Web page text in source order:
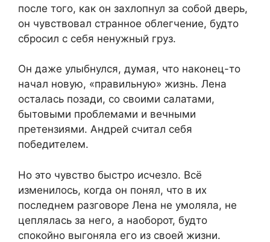
после того, как он захлопнул за собой дверь,
он чувствовал странное облегчение, будто
сбросил с себя ненужный груз.
Он даже улыбнулся, думая, что наконец-то
начал новую, «правильную» жизнь. Лена
осталась позади, со своими салатами,
бытовыми проблемами и вечными
претензиями. Андрей считал себя
победителем.
Но это чувство быстро исчезло. Всё
изменилось, когда он понял, что в их
последнем разговоре Лена не умоляла, не
цеплялась за него, а наоборот, будто
спокойно выгоняла его из своей жизни.